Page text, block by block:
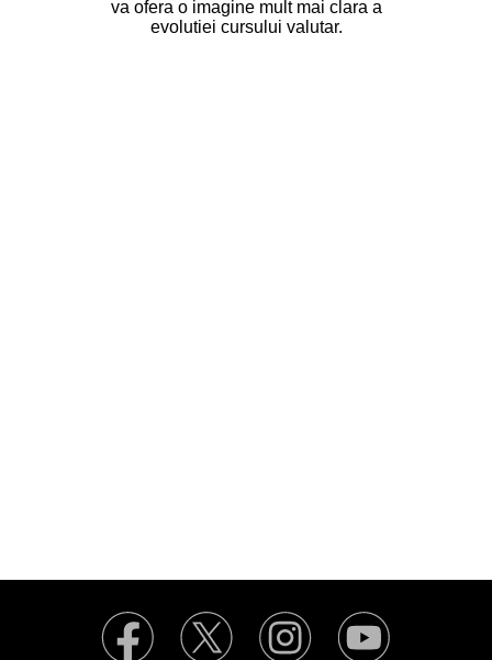
va ofera o imagine mult mai clara a
evolutiei cursului valutar.